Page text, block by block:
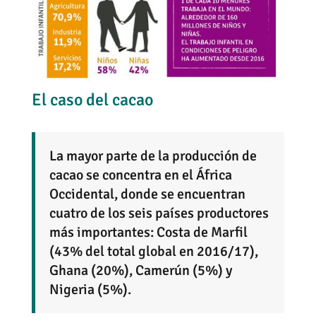
El caso del cacao
La mayor parte de la producción de
cacao se concentra en el África
Occidental, donde se encuentran
cuatro de los seis países productores
más importantes: Costa de Marfil
(43% del total global en 2016/17),
Ghana (20%), Camerún (5%) y
Nigeria (5%).